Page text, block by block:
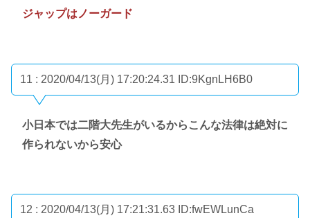
ジャップはノーガード
11 : 2020/04/13(月) 17:20:24.31 ID:9KgnLH6B0
小日本では二階大先生がいるからこんな法律は絶対に
作られないから安心
12 : 2020/04/13(月) 17:21:31.63 ID:fwEWLunCa